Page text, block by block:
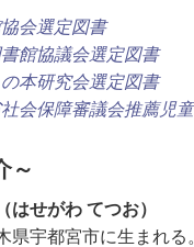
会選定図書
館協議会選定図書
本研究会選定図書
会保障審議会推薦児
～
はせがわ てつお）
県宇都宮市に生まれる